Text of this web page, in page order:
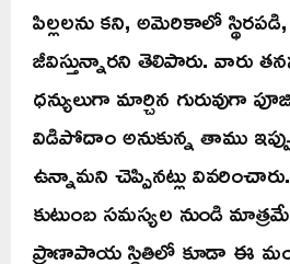
పిల్లలను కని, అమెరికాలో
జీవిస్తున్నారని తెలిపారు. వారు
ధన్యులుగా మార్చిన గురువుగా
విడిపోదాం అనుకున్న తాము
ఉన్నామని చెప్పినట్లు
కుటుంబ సమస్యల నుండి
ప్రాణాపాయ స్థితిలో కూడా ఈ